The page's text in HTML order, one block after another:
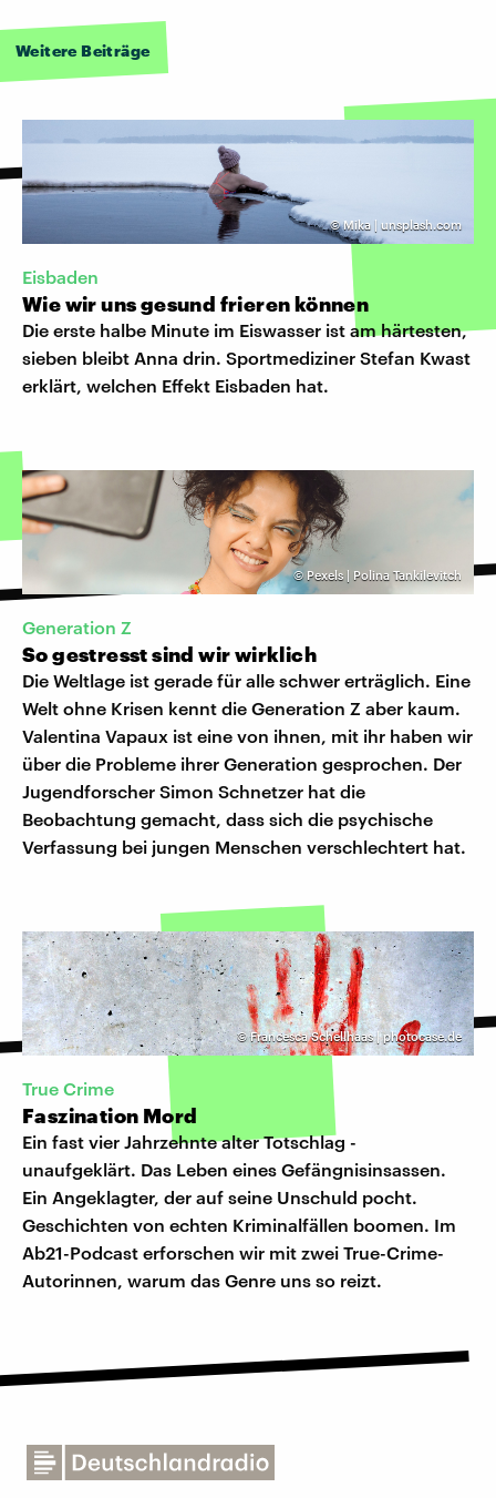
Weitere Beiträge
©Mika | unsplash.com
Eisbaden
Wie wir uns gesund frieren können
Die erste halbe Minute im Eiswasser ist am härtesten,
sieben bleibt Anna drin. Sportmediziner Stefan Kwast
erklärt, welchen Effekt Eisbaden hat.
© Pexels | Polina Tankilevitch
Generation Z
So gestresst sind wir wirklich
Die Weltlage ist gerade für alle schwer erträglich. Eine
Welt ohne Krisen kennt die Generation Z aber kaum.
Valentina Vapaux ist eine von ihnen, mit ihr haben wir
über die Probleme ihrer Generation gesprochen. Der
Jugendforscher Simon Schnetzer hat die
Beobachtung gemacht, dass sich die psychische
Verfassung bei jungen Menschen verschlechtert hat.
©Francesca Schellhaas | photocase.de
True Crime
Faszination Mord
Ein fast vier Jahrzehnte alter Totschlag -
unaufgeklärt. Das Leben eines Gefängnisinsassen.
Ein Angeklagter, der auf seine Unschuld pocht.
Geschichten von echten Kriminalfällen boomen. Im
Ab21-Podcast erforschen wir mit zwei True-Crime-
Autorinnen, warum das Genre uns so reizt.